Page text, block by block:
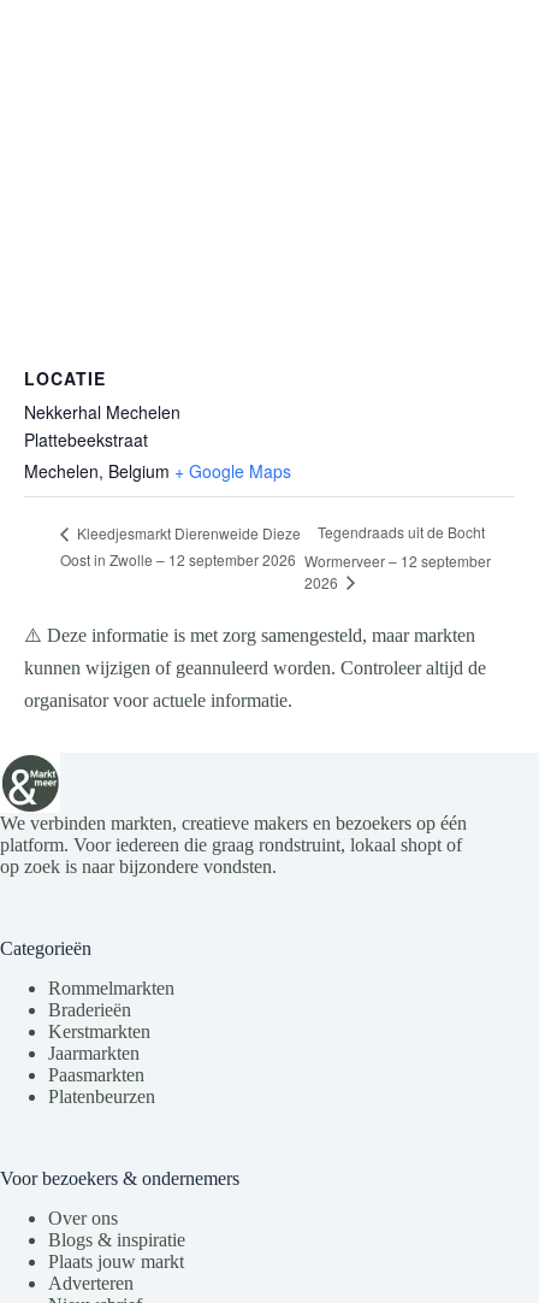
LOCATIE
Nekkerhal Mechelen
Plattebeekstraat
Mechelen, Belgium + Google Maps
Kleedjesmarkt Dierenweide Dieze
Oost in Zwolle – 12 september 2026
Tegendraads uit de Bocht
Wormerveer – 12 september
2026
⚠️ Deze informatie is met zorg samengesteld, maar markten
kunnen wijzigen of geannuleerd worden. Controleer altijd de
organisator voor actuele informatie.
We verbinden markten, creatieve makers en bezoekers op één
platform. Voor iedereen die graag rondstruint, lokaal shopt of
op zoek is naar bijzondere vondsten.
Categorieën
Rommelmarkten
Braderieën
Kerstmarkten
Jaarmarkten
Paasmarkten
Platenbeurzen
Voor bezoekers & ondernemers
Over ons
Blogs & inspiratie
Plaats jouw markt
Adverteren